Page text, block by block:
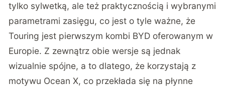
tylko sylwetką, ale też praktycznością i wybranymi
parametrami zasięgu, co jest o tyle ważne, że
Touring jest pierwszym kombi BYD oferowanym w
Europie. Z zewnątrz obie wersje są jednak
wizualnie spójne, a to dlatego, że korzystają z
motywu Ocean X, co przekłada się na płynne